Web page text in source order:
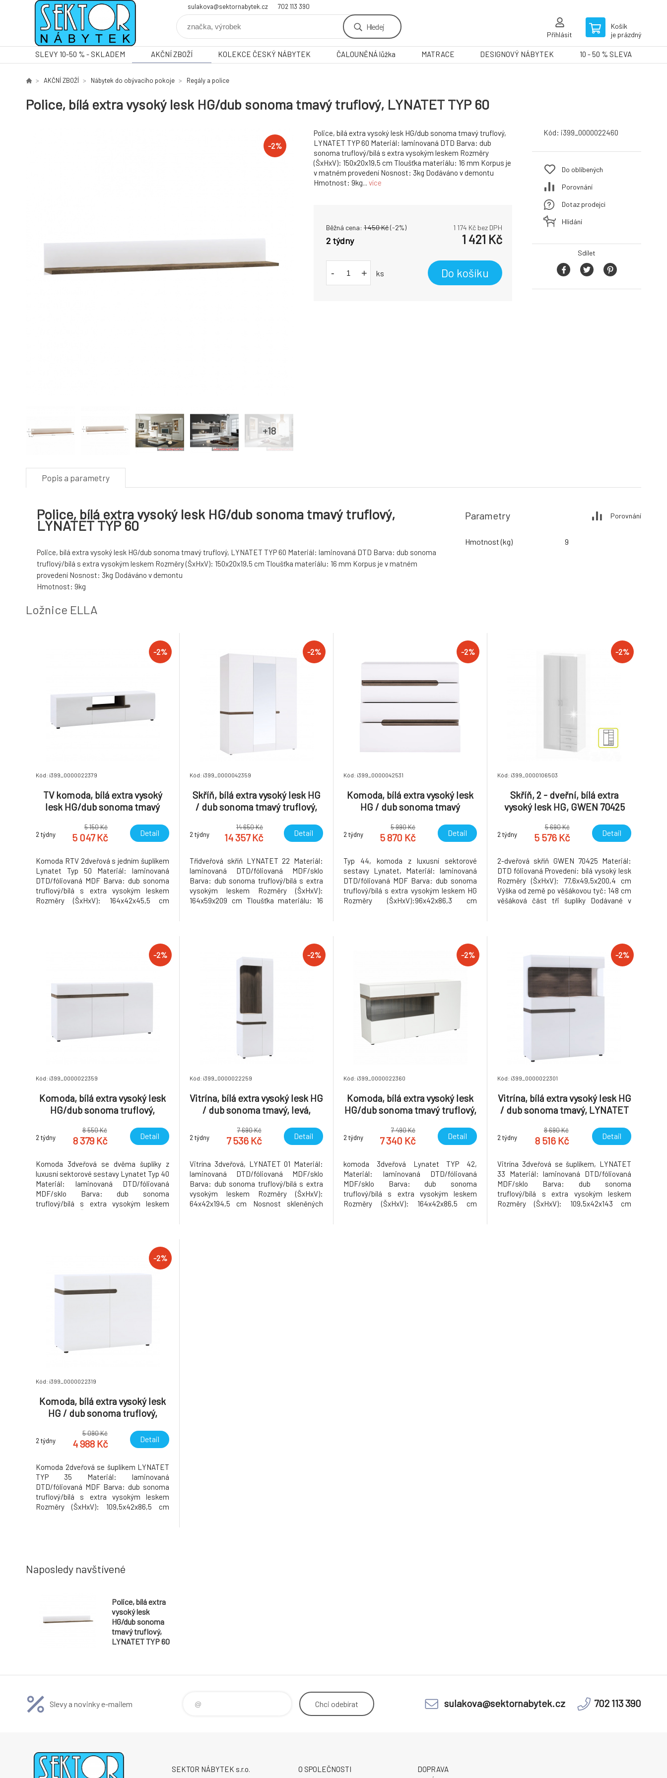
sulakova@sektornabytek.cz 702 113 390
Hledej
Přihlásit
Košík
je prázdný
SLEVY 10-50 % - SKLADEM AKČNÍ ZBOŽÍ KOLEKCE ČESKÝ NÁBYTEK ČALOUNĚNÁ lůžka MATRACE DESIGNOVÝ NÁBYTEK 10 - 50 % SLEVA
AKČNÍ ZBOŽÍ Nábytek do obývacího pokoje Regály a police
Police, bílá extra vysoký lesk HG/dub sonoma tmavý truflový, LYNATET TYP 60
-2%
Police, bílá extra vysoký lesk HG/dub sonoma tmavý truflový,
LYNATET TYP 60 Materiál: laminovaná DTD Barva: dub
sonoma truflový/bílá s extra vysokým leskem Rozměry
(ŠxHxV): 150x20x19,5 cm Tloušťka materiálu: 16 mm Korpus je
v matném provedení Nosnost: 3kg Dodáváno v demontu
Hmotnost: 9kg... více
Běžná cena: 1 450Kč(-2%) 1 174 Kč bez DPH
2 týdny 1 421 Kč
- + ks Do košíku
Kód: i399_0000022460
Do oblíbených
Porovnání
Dotaz prodejci
Hlídání
Sdílet
Popis a parametry
Police, bílá extra vysoký lesk HG/dub sonoma tmavý truflový,
LYNATET TYP 60
Police, bílá extra vysoký lesk HG/dub sonoma tmavý truflový, LYNATET TYP 60 Materiál: laminovaná DTD Barva: dub sonoma
truflový/bílá s extra vysokým leskem Rozměry (ŠxHxV): 150x20x19,5 cm Tloušťka materiálu: 16 mm Korpus je v matném
provedení Nosnost: 3kg Dodáváno v demontu
Hmotnost: 9kg
Parametry Porovnání
Hmotnost (kg) 9
Ložnice ELLA
-2%
Kód: i399_0000022379
TV komoda, bílá extra vysoký
lesk HG/dub sonoma tmavý
2 týdny
5 150 Kč
5 047 Kč Detail
Komoda RTV 2dveřová s jedním šuplíkem
Lynatet Typ 50 Materiál: laminovaná
DTD/fóliovaná MDF Barva: dub sonoma
truflový/bílá s extra vysokým leskem
Rozměry (ŠxHxV): 164x42x45,5 cm
-2%
Kód: i399_0000042359
Skříň, bílá extra vysoký lesk HG
/ dub sonoma tmavý truflový,
2 týdny
14 650 Kč
14 357 Kč Detail
Třídveřová skříň LYNATET 22 Materiál:
laminovaná DTD/fóliovaná MDF/sklo
Barva: dub sonoma truflový/bílá s extra
vysokým leskem Rozměry (ŠxHxV):
164x59x209 cm Tloušťka materiálu: 16
-2%
Kód: i399_0000042531
Komoda, bílá extra vysoký lesk
HG / dub sonoma tmavý
2 týdny
5 990 Kč
5 870 Kč Detail
Typ 44, komoda z luxusní sektorové
sestavy Lynatet, Materiál: laminovaná
DTD/fóliovaná MDF Barva: dub sonoma
truflový/bílá s extra vysokým leskem HG
Rozměry (ŠxHxV):96x42x86,3 cm
-2%
Kód: i399_0000106503
Skříň, 2 - dveřní, bílá extra
vysoký lesk HG, GWEN 70425
2 týdny
5 690 Kč
5 576 Kč Detail
2-dveřová skříň GWEN 70425 Materiál:
DTD fóliovaná Provedení: bílá vysoký lesk
Rozměry (ŠxHxV): 77,6x49,5x200,4 cm
Výška od země po věšákovou tyč: 148 cm
věšáková část tři šuplíky Dodávané v
-2%
Kód: i399_0000022359
Komoda, bílá extra vysoký lesk
HG/dub sonoma truflový,
2 týdny
8 550 Kč
8 379 Kč Detail
Komoda 3dveřová se dvěma šuplíky z
luxusní sektorové sestavy Lynatet Typ 40
Materiál: laminovaná DTD/fóliovaná
MDF/sklo Barva: dub sonoma
truflový/bílá s extra vysokým leskem
-2%
Kód: i399_0000022259
Vitrína, bílá extra vysoký lesk HG
/ dub sonoma tmavý, levá,
2 týdny
7 690 Kč
7 536 Kč Detail
Vitrína 3dveřová, LYNATET 01 Materiál:
laminovaná DTD/fóliovaná MDF/sklo
Barva: dub sonoma truflový/bílá s extra
vysokým leskem Rozměry (ŠxHxV):
64x42x194,5 cm Nosnost skleněných
-2%
Kód: i399_0000022360
Komoda, bílá extra vysoký lesk
HG/dub sonoma tmavý truflový,
2 týdny
7 490 Kč
7 340 Kč Detail
komoda 3dveřová Lynatet TYP 42,
Materiál: laminovaná DTD/fóliovaná
MDF/sklo Barva: dub sonoma
truflový/bílá s extra vysokým leskem
Rozměry (ŠxHxV): 164x42x86,5 cm
-2%
Kód: i399_0000022301
Vitrína, bílá extra vysoký lesk HG
/ dub sonoma tmavý, LYNATET
2 týdny
8 690 Kč
8 516 Kč Detail
Vitrína 3dveřová se šuplíkem, LYNATET
33 Materiál: laminovaná DTD/fóliovaná
MDF/sklo Barva: dub sonoma
truflový/bílá s extra vysokým leskem
Rozměry (ŠxHxV): 109,5x42x143 cm
-2%
Kód: i399_0000022319
Komoda, bílá extra vysoký lesk
HG / dub sonoma truflový,
2 týdny
5 090 Kč
4 988 Kč Detail
Komoda 2dveřová se šuplíkem LYNATET
TYP 35 Materiál: laminovaná
DTD/fóliovaná MDF Barva: dub sonoma
truflový/bílá s extra vysokým leskem
Rozměry (ŠxHxV): 109,5x42x86,5 cm
Naposledy navštívené
Police, bílá extra
vysoký lesk
HG/dub sonoma
tmavý truflový,
LYNATET TYP 60
Slevy a novinky e-mailem Chci odebírat sulakova@sektornabytek.cz 702 113 390
SEKTOR NÁBYTEK s.r.o.
O SPOLEČNOSTI
DOPRAVA